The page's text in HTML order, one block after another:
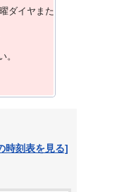
ダイヤまた
。
時刻表を見る]